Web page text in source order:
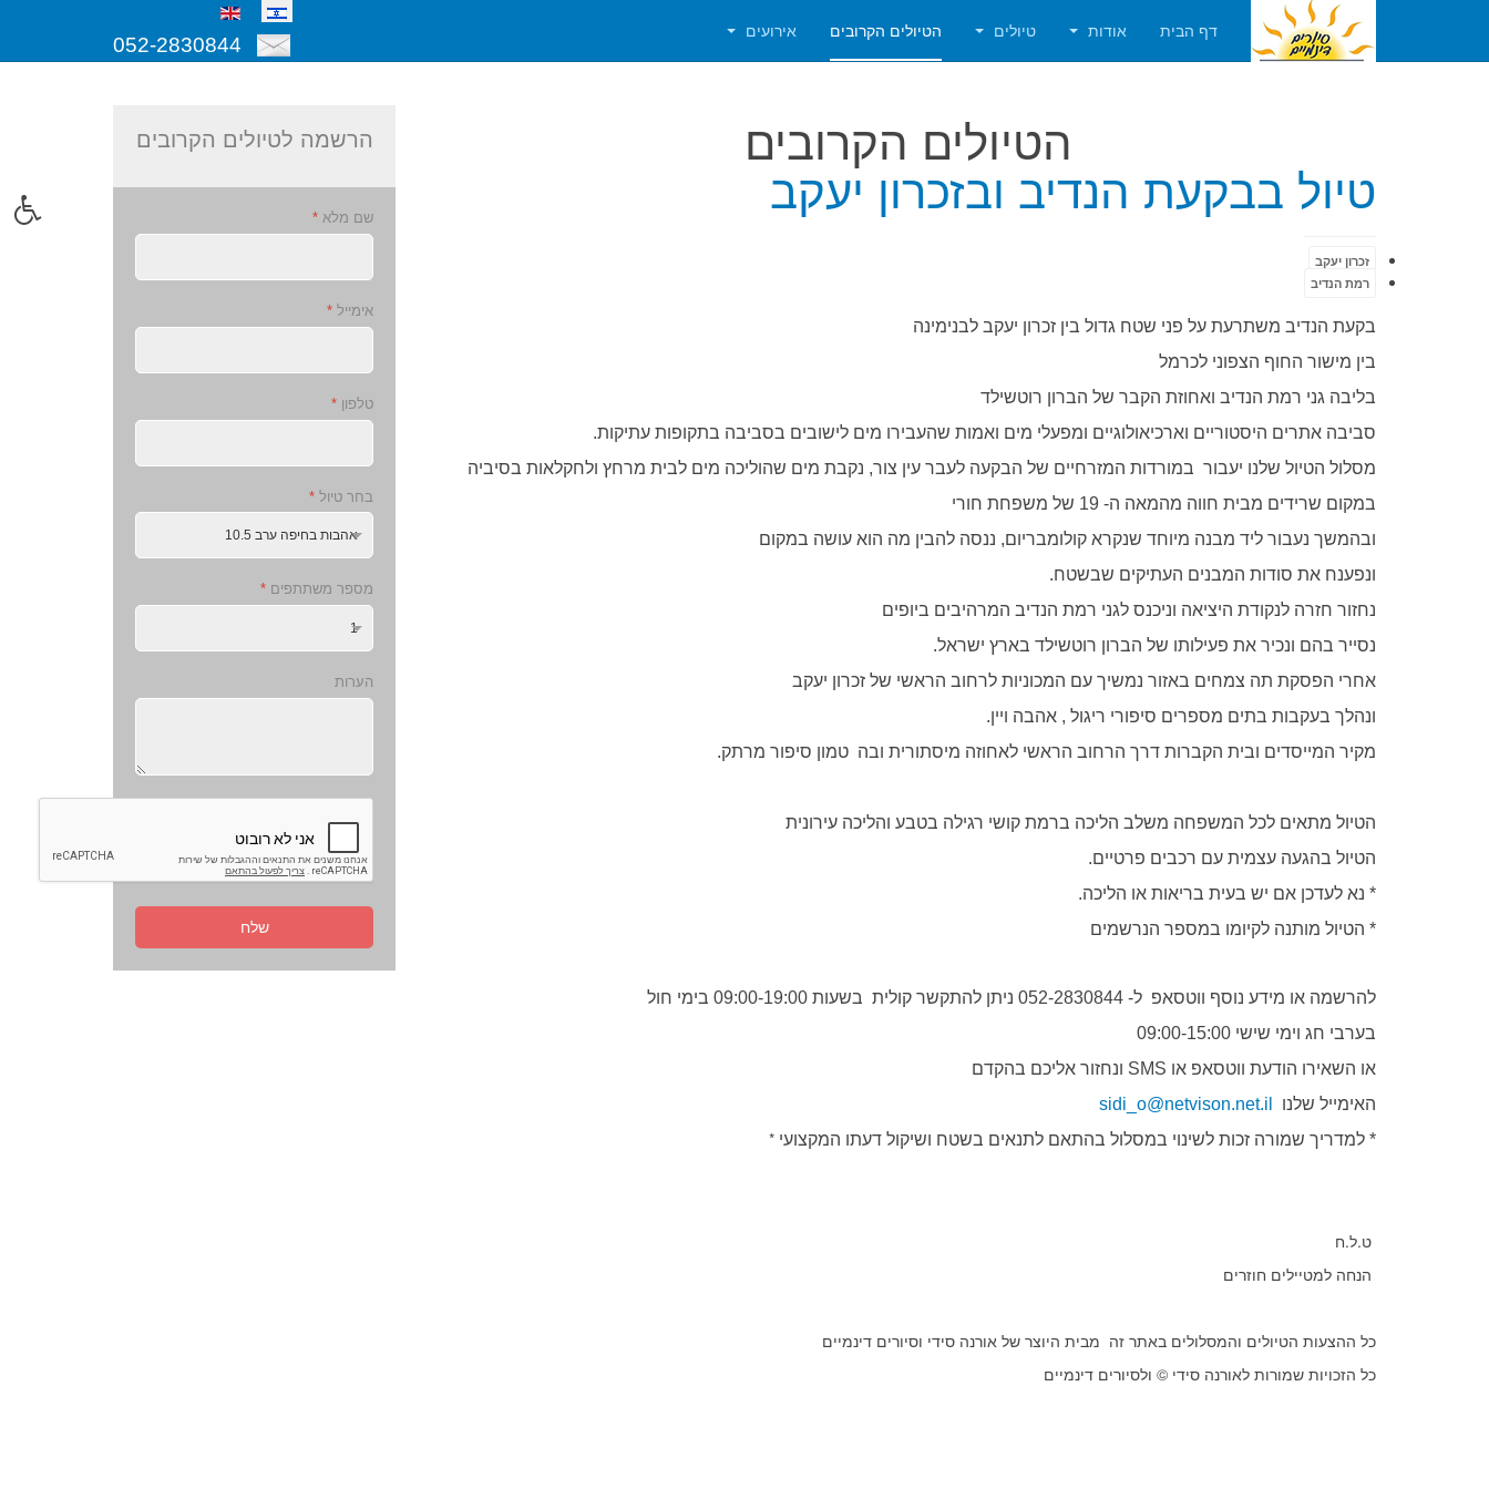
052-2830844
דף הבית אודות טיולים הטיולים הקרובים אירועים
הטיולים הקרובים
טיול בבקעת הנדיב ובזכרון יעקב
זכרון יעקב
רמת הנדיב
בקעת הנדיב משתרעת על פני שטח גדול בין זכרון יעקב לבנימינה
בין מישור החוף הצפוני לכרמל
בליבה גני רמת הנדיב ואחוזת הקבר של הברון רוטשילד
סביבה אתרים היסטוריים וארכיאולוגיים ומפעלי מים ואמות שהעבירו מים לישובים בסביבה בתקופות עתיקות.
מסלול הטיול שלנו יעבור במורדות המזרחיים של הבקעה לעבר עין צור, נקבת מים שהוליכה מים לבית מרחץ ולחקלאות בסיביה
במקום שרידים מבית חווה מהמאה ה- 19 של משפחת חורי
ובהמשך נעבור ליד מבנה מיוחד שנקרא קולומבריום, ננסה להבין מה הוא עושה במקום
ונפענח את סודות המבנים העתיקים שבשטח.
נחזור חזרה לנקודת היציאה וניכנס לגני רמת הנדיב המרהיבים ביופים
נסייר בהם ונכיר את פעילותו של הברון רוטשילד בארץ ישראל.
אחרי הפסקת תה צמחים באזור נמשיך עם המכוניות לרחוב הראשי של זכרון יעקב
ונהלך בעקבות בתים מספרים סיפורי ריגול , אהבה ויין.
מקיר המייסדים ובית הקברות דרך הרחוב הראשי לאחוזה מיסתורית ובה טמון סיפור מרתק.
הטיול מתאים לכל המשפחה משלב הליכה ברמת קושי רגילה בטבע והליכה עירונית
הטיול בהגעה עצמית עם רכבים פרטיים.
* נא לעדכן אם יש בעית בריאות או הליכה.
* הטיול מותנה לקיומו במספר הנרשמים
להרשמה או מידע נוסף ווטסאפ ל- 052-2830844 ניתן להתקשר קולית בשעות 09:00-19:00 בימי חול
בערבי חג וימי שישי 09:00-15:00
או השאירו הודעת ווטסאפ או SMS ונחזור אליכם בהקדם
האימייל שלנו
sidi_o@netvison.net.il
* למדריך שמורה זכות לשינוי במסלול בהתאם לתנאים בשטח ושיקול דעתו המקצועי *
ט.ל.ח
הנחה למטיילים חוזרים
כל ההצעות הטיולים והמסלולים באתר זה מבית היוצר של אורנה סידי וסיורים דינמיים
כל הזכויות שמורות לאורנה סידי © ולסיורים דינמיים
הרשמה לטיולים הקרובים
שם מלא *
אימייל *
טלפון *
בחר טיול *
מספר משתתפים *
הערות
שלח